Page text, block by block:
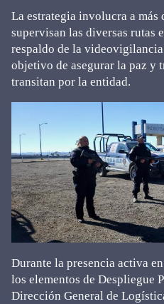
La estrategia involucra a más
supervisan las diversas rutas
respaldo de la
objetivo de asegurar la paz y
transitan por la entidad.
Durante la presencia activa
los elementos de Despliegue
Dirección General de